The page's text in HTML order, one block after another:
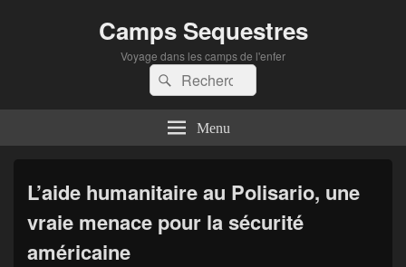
Camps Sequestres
Voyage dans les camps de l'enfer
Recherche :
Rechercher
Menu
L’aide humanitaire au Polisario, une
vraie menace pour la sécurité
américaine